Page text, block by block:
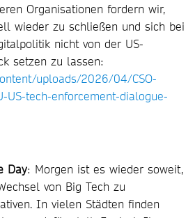
Organisationen fordern wir,
wieder zu schließen und sich bei
nicht von der US-
setzen zu lassen:
uploads/2026/04/CSO-
US-tech-enforcement-dialogue-
Day: Morgen ist es wieder soweit,
von Big Tech zu
In vielen Städten finden